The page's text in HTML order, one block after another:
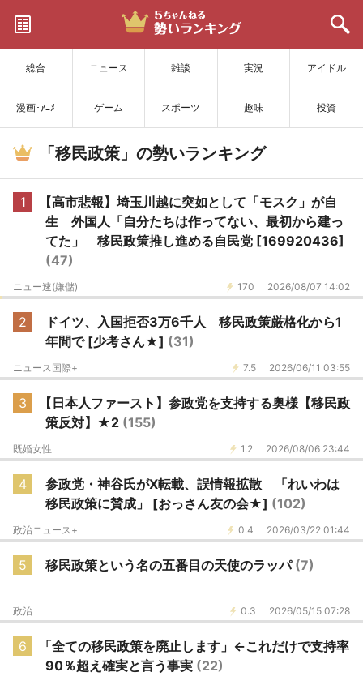
総合 ニュース 雑談 実況 アイドル
漫画･ｱﾆﾒ ゲーム スポーツ 趣味 投資
サイトを更新
「移民政策」の勢いランキング
1
【高市悲報】埼玉川越に突如として「モスク」が自
生 外国人「自分たちは作ってない、最初から建っ
てた」 移民政策推し進める自民党 [169920436]
(47)
170 2026/08/07 14:02
ニュー速(嫌儲)
2
ドイツ、入国拒否3万6千人 移民政策厳格化から1
年間で [少考さん★] (31)
7.5 2026/06/11 03:55
ニュース国際+
3
【日本人ファースト】参政党を支持する奥様【移民政
策反対】★2 (155)
1.2 2026/08/06 23:44
既婚女性
4
参政党・神谷氏がX転載、誤情報拡散 「れいわは
移民政策に賛成」 [おっさん友の会★] (102)
0.4 2026/03/22 01:44
政治ニュース+
5 移民政策という名の五番目の天使のラッパ (7)
0.3 2026/05/15 07:28
政治
6
「全ての移民政策を廃止します」←これだけで支持率
90％超え確実と言う事実 (22)